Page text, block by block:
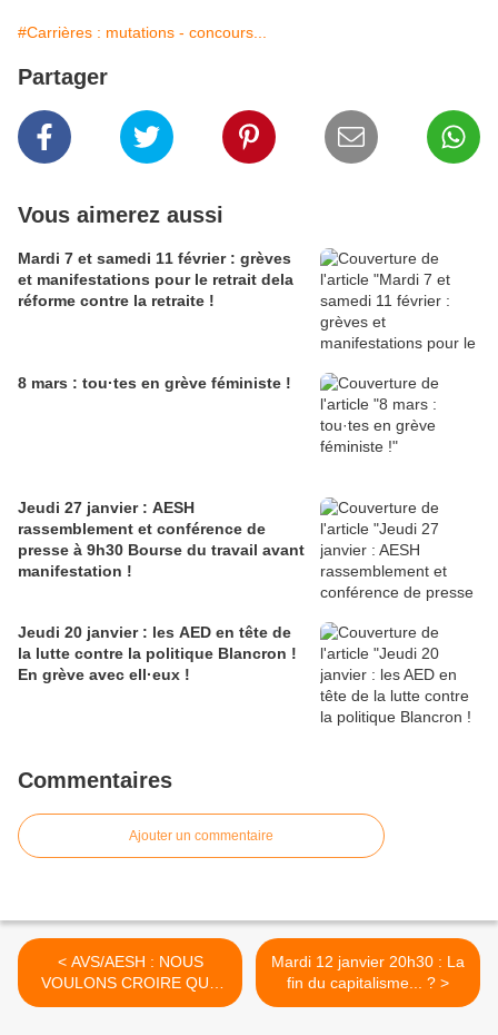
#Carrières : mutations - concours...
Partager
Vous aimerez aussi
Mardi 7 et samedi 11 février : grèves
et manifestations pour le retrait dela
réforme contre la retraite !
8 mars : tou·tes en grève féministe !
Jeudi 27 janvier : AESH
rassemblement et conférence de
presse à 9h30 Bourse du travail avant
manifestation !
Jeudi 20 janvier : les AED en tête de
la lutte contre la politique Blancron !
En grève avec ell·eux !
Commentaires
Ajouter un commentaire
< AVS/AESH : NOUS
VOULONS CROIRE QUE
VOUS AVEZ LE POUVOIR
Mardi 12 janvier 20h30 : La
fin du capitalisme... ? >